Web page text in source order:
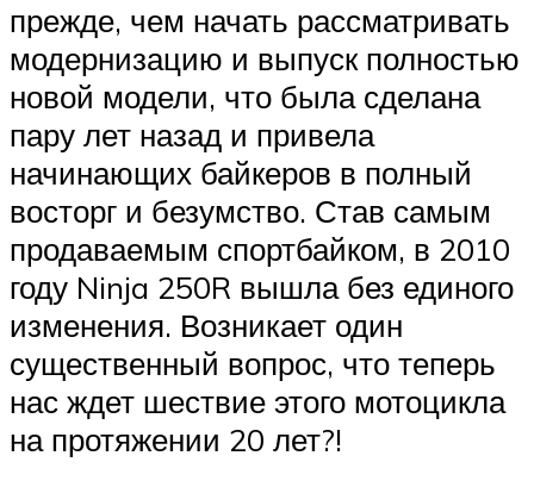
прежде, чем начать рассматривать
модернизацию и выпуск полностью
новой модели, что была сделана
пару лет назад и привела
начинающих байкеров в полный
восторг и безумство. Став самым
продаваемым спортбайком, в 2010
году Ninja 250R вышла без единого
изменения. Возникает один
существенный вопрос, что теперь
нас ждет шествие этого мотоцикла
на протяжении 20 лет?!